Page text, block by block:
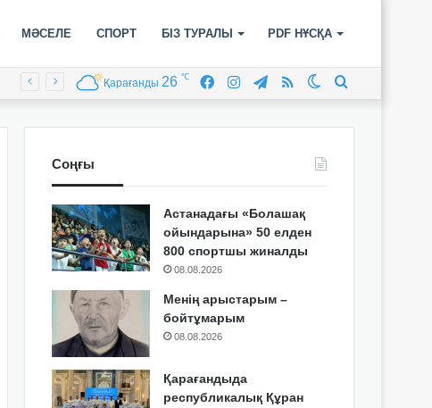
МӘСЕЛЕ СПОРТ БІЗ ТУРАЛЫ PDF НҰСҚА
Switch
RSS
Telegram
Instagram
Facebook
Қарағанды 26 ℃
Соңғы
Астанадағы «Болашақ
ойындарына» 50 елден
800 спортшы жиналды
08.08.2026
Менің арыстарым –
бойтұмарым
08.08.2026
Қарағандыда
республикалық Құран